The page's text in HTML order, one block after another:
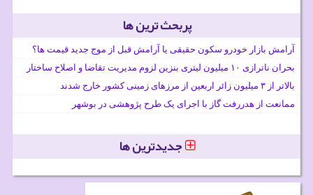
پربحث ترین ها
آرامش بازار خودرو سکون حقیقی یا آرامش قبل از موج جدید قیمت ها؟
بحران ناترازی ۱۰ میلیون لیتری بنزین لزوم مدیریت تقاضا و اصلاح ساختار
بالاتر از ۳ میلیون زائر اربعین از مرزهای زمینی کشور خارج شدند
ممانعت از هدررفت گاز با اجرای یک طرح پژوهشی در بوشهر
جدیدترین ها